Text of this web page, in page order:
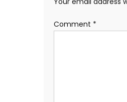
Comment *